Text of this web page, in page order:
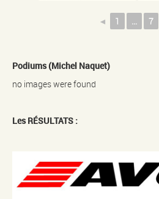
◄ 1 ... 7
Podiums (Michel Naquet)
no images were found
Les RÉSULTATS :